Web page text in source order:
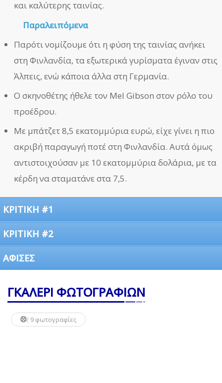
και καλύτερης ταινίας.
Παραλειπόμενα
Παρότι νομίζουμε ότι η φύση της ταινίας ανήκει
στη Φινλανδία, τα εξωτερικά γυρίσματα έγιναν στις
Άλπεις, ενώ κάποια άλλα στη Γερμανία.
Ο σκηνοθέτης ήθελε τον Mel Gibson στον ρόλο του
προέδρου.
Με μπάτζετ 8,5 εκατομμύρια ευρώ, είχε γίνει η πιο
ακριβή παραγωγή ποτέ στη Φινλανδία. Αυτά όμως
αντιστοιχούσαν με 10 εκατομμύρια δολάρια, με τα
κέρδη να σταματάνε στα 7,5.
ΚΡΙΤΙΚΗ #1
ΚΡΙΤΙΚΗ #2
ΑΦΙΣΕΣ
ΓΚΑΛΕΡΙ ΦΩΤΟΓΡΑΦΙΩΝ
9 φωτογραφίες